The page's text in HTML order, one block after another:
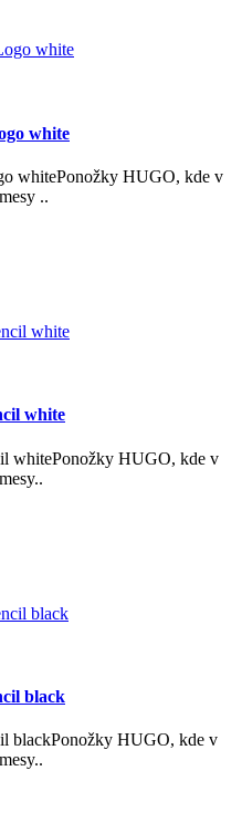
white
whitePonožky HUGO, kde v
..
white
whitePonožky HUGO, kde v
black
blackPonožky HUGO, kde v